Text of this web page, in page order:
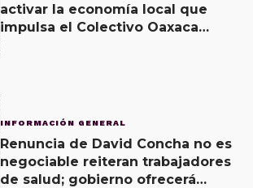
activar la economía local que
impulsa el Colectivo Oaxaca
INFORMACIÓN GENERAL
Renuncia de David Concha no es
negociable reiteran trabajadores
de salud; gobierno ofrecerá